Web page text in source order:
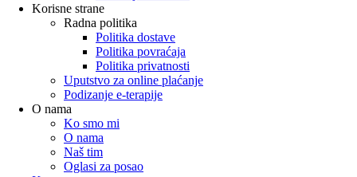
Korisne strane
Radna politika
Politika dostave
Politika povraćaja
Politika privatnosti
Uputstvo za online plaćanje
Podizanje e-terapije
O nama
Ko smo mi
O nama
Naš tim
Oglasi za posao